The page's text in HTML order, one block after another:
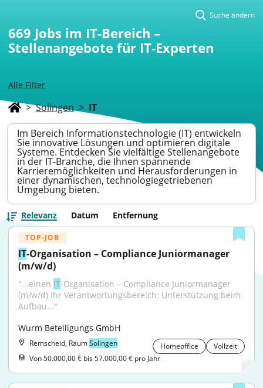
Alle Filter
Suche ändern
669 Jobs im IT-Bereich –
Stellenangebote für IT-Experten
> Solingen > IT
Im Bereich Informationstechnologie (IT) entwickeln
Sie innovative Lösungen und optimieren digitale
Systeme. Entdecken Sie vielfältige Stellenangebote
in der IT-Branche, die Ihnen spannende
Karrieremöglichkeiten und Herausforderungen in
einer dynamischen, technologiegetriebenen
Umgebung bieten.
Relevanz Datum Entfernung
TOP-JOB
IT-Organisation – Compliance Juniormanager
(m/w/d)
"...einen IT-Organisation – Compliance Juniormanager
(m/w/d) Ihr Verantwortungsbereich: Unterstützung beim
Aufbau..."
Wurm Beteiligungs GmbH
Remscheid, RaumSolingen Homeoffice
Vollzeit
Von 50.000,00 € bis 57.000,00 € pro Jahr